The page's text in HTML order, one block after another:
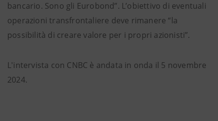
bancario. Sono gli Eurobond”. L’obiettivo di eventuali
operazioni transfrontaliere deve rimanere “la
possibilità di creare valore per i propri azionisti”.
L'intervista con CNBC è andata in onda il 5 novembre
2024.